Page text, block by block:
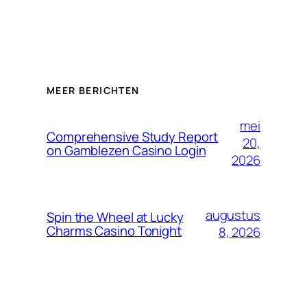
MEER BERICHTEN
Comprehensive Study Report
on Gamblezen Casino Login
mei
20,
2026
Spin the Wheel at Lucky
Charms Casino Tonight
augustus
8, 2026